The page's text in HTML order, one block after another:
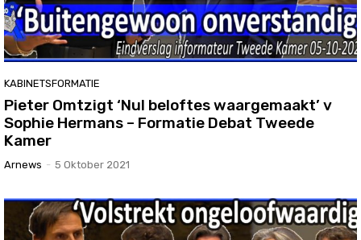
KABINETSFORMATIE
Pieter Omtzigt ‘Nul beloftes waargemaakt’ v
Sophie Hermans – Formatie Debat Tweede
Kamer
Arnews - 5 Oktober 2021